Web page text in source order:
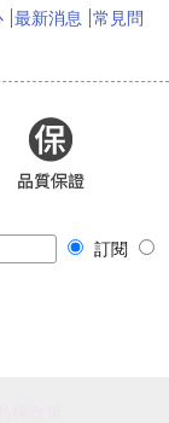
最新消息
常見問
訂閱